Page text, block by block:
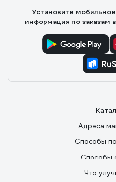
Установите
информация по заказам
Адреса
Способы
Способы
Что